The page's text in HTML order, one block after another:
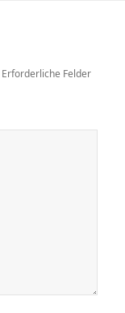
Erforderliche Felder